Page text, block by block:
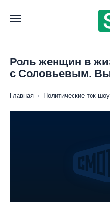
содержанию
Роль женщин в
с Соловьевым.
Главная › Политические ток-шоу